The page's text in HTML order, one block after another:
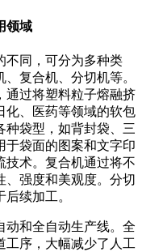
领域
不同，可分为多种类
复合机、分切机等。
通过将塑料粒子熔融挤
化、医药等领域的软包
种袋型，如背封袋、三
于袋面的图案和文字印
技术。复合机通过将不
、强度和美观度。分切
续加工。
动和全自动生产线。全
工序，大幅减少了人工